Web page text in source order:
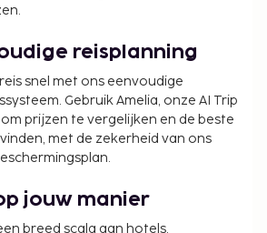
reisplanning
snel met ons eenvoudige
Gebruik Amelia, onze AI Trip
om prijzen te vergelijken en de beste
met de zekerheid van ons
jouw manier
breed scala aan hotels,